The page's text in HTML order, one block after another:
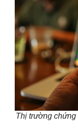
Thị trường chứng